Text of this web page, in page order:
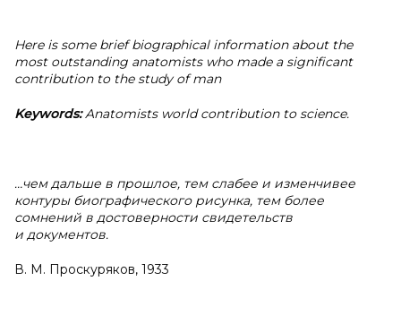
Here is some brief biographical information about the
most outstanding anatomists who made a significant
contribution to the study of man
Keywords:Anatomists world contribution to science.
…чем дальше в прошлое, тем слабее и изменчивее
контуры биографического рисунка, тем более
сомнений в достоверности свидетельств
и документов.
В. М. Проскуряков, 1933